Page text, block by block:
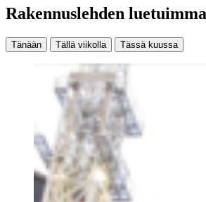
Rakennuslehden
Tänään Tällä viikolla Tässä kuussa